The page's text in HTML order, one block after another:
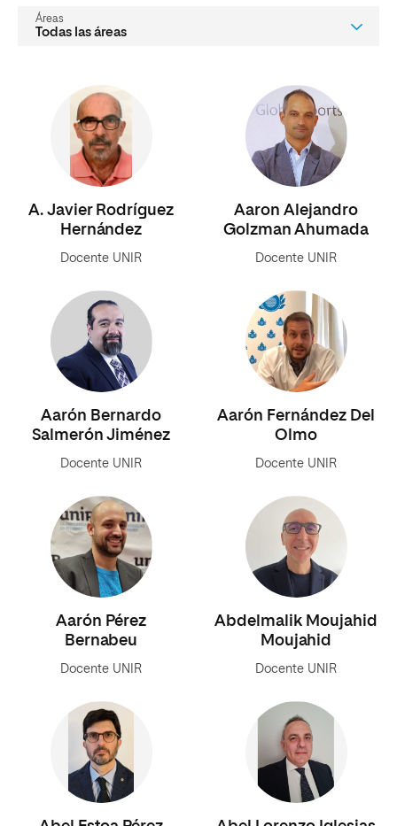
áreas
A. Javier Rodríguez
Hernández
Docente UNIR
Aaron Alejandro
Golzman Ahumada
Docente UNIR
Aarón Bernardo
Salmerón Jiménez
Docente UNIR
Aarón Fernández Del
Olmo
Docente UNIR
Aarón Pérez
Bernabeu
Docente UNIR
Abdelmalik Moujahid
Moujahid
Docente UNIR